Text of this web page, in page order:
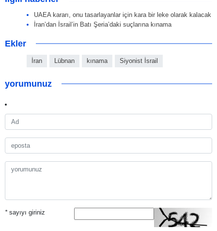
UAEA kararı, onu tasarlayanlar için kara bir leke olarak kalacak
İran’dan İsrail’in Batı Şeria’daki suçlarına kınama
Ekler
İran Lübnan kınama Siyonist İsrail
yorumunuz
*sayıyı giriniz